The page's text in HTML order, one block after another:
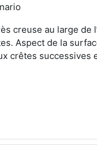
creuse au large de
Aspect de la
crêtes successives